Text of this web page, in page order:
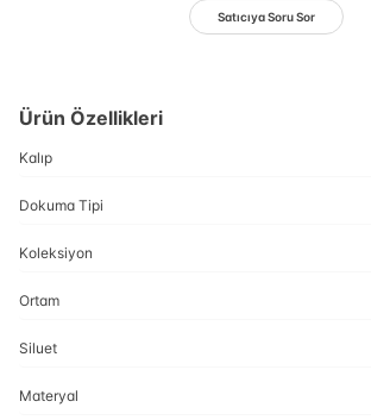
Satıcıya Soru Sor
Ürün Özellikleri
Kalıp
Dokuma Tipi
Koleksiyon
Ortam
Siluet
Materyal